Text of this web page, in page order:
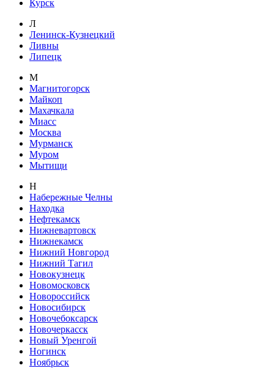
Курск
Л
Ленинск-Кузнецкий
Ливны
Липецк
М
Магнитогорск
Майкоп
Махачкала
Миасс
Москва
Мурманск
Муром
Мытищи
Н
Набережные Челны
Находка
Нефтекамск
Нижневартовск
Нижнекамск
Нижний Новгород
Нижний Тагил
Новокузнецк
Новомосковск
Новороссийск
Новосибирск
Новочебоксарск
Новочеркасск
Новый Уренгой
Ногинск
Ноябрьск